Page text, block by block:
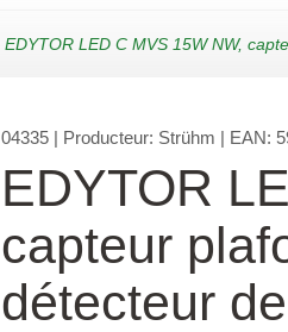
EDYTOR LED C MVS 15W NW,
04335| Producteur: Strühm | EAN:
EDYTOR
capteur
détecteur